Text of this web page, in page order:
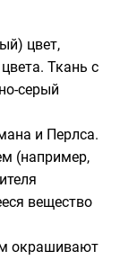
цвет,
Ткань с
серый
и Перлса.
(например,
вещество
окрашивают